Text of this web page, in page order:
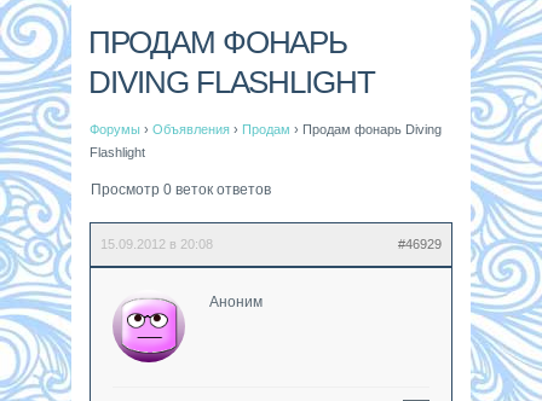
ПРОДАМ ФОНАРЬ
DIVING FLASHLIGHT
Форумы › Объявления › Продам › Продам фонарь Diving
Flashlight
Просмотр 0 веток ответов
15.09.2012 в 20:08 #46929
Аноним